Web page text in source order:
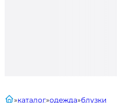
главнаякаталог одежда блузки